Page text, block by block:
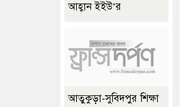
আহ্বান ইইউ’র
আতুকুড়া-সুবিদপুর শিক্ষা